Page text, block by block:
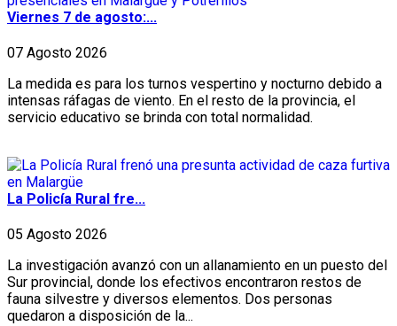
Viernes 7 de agosto:...
07 Agosto 2026
La medida es para los turnos vespertino y nocturno debido a
intensas ráfagas de viento. En el resto de la provincia, el
servicio educativo se brinda con total normalidad.
La Policía Rural fre...
05 Agosto 2026
La investigación avanzó con un allanamiento en un puesto del
Sur provincial, donde los efectivos encontraron restos de
fauna silvestre y diversos elementos. Dos personas
quedaron a disposición de la...